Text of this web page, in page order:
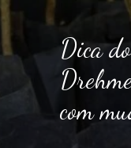
Dica
com